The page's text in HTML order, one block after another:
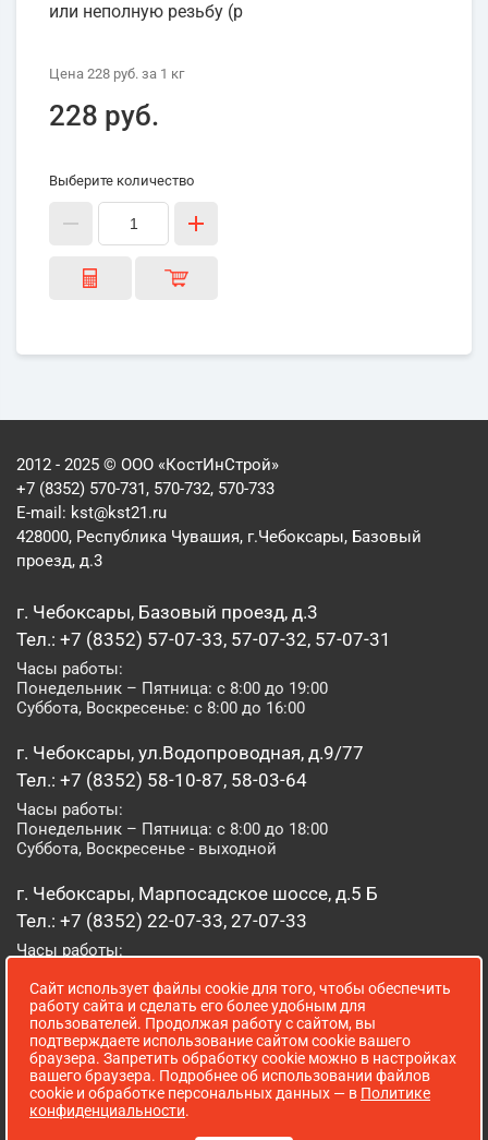
или неполную резьбу (р
Цена 228 руб. за 1 кг
228 руб.
Выберите количество
2012 - 2025 © ООО «КостИнСтрой»
+7 (8352) 570-731, 570-732, 570-733
E-mail: kst@kst21.ru
428000, Республика Чувашия, г.Чебоксары, Базовый
проезд, д.3
г. Чебоксары, Базовый проезд, д.3
Тел.: +7 (8352) 57-07-33, 57-07-32, 57-07-31
Часы работы:
Понедельник – Пятница: с 8:00 до 19:00
Суббота, Воскресенье: с 8:00 до 16:00
г. Чебоксары, ул.Водопроводная, д.9/77
Тел.: +7 (8352) 58-10-87, 58-03-64
Часы работы:
Понедельник – Пятница: с 8:00 до 18:00
Суббота, Воскресенье - выходной
г. Чебоксары, Марпосадское шоссе, д.5 Б
Тел.: +7 (8352) 22-07-33, 27-07-33
Часы работы:
Суббота, Воскресенье: с 8:00 до 16:00
г. Йошкар-Ола, ул. Луначарского, д. 52 А
Тел.: (8362) 41-07-31
Часы работы:
Понедельник – Пятница: с 8:00 до 18:00
Сайт использует файлы cookie для того, чтобы обеспечить
работу сайта и сделать его более удобным для
пользователей. Продолжая работу с сайтом, вы
подтверждаете использование сайтом cookie вашего
браузера. Запретить обработку cookie можно в настройках
вашего браузера. Подробнее об использовании файлов
cookie и обработке персональных данных — в Политике
конфиденциальности.